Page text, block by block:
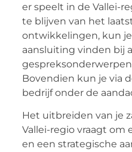
er speelt in de Vallei-
te blijven van het
ontwikkelingen, kun
aansluiting vinden bij
Bovendien kun je via
bedrijf onder de
Het uitbreiden van je
Vallei-regio vraagt om
en een strategische